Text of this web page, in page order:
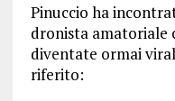
Pinuccio ha
dronista amatoriale
diventate ormai
riferito: